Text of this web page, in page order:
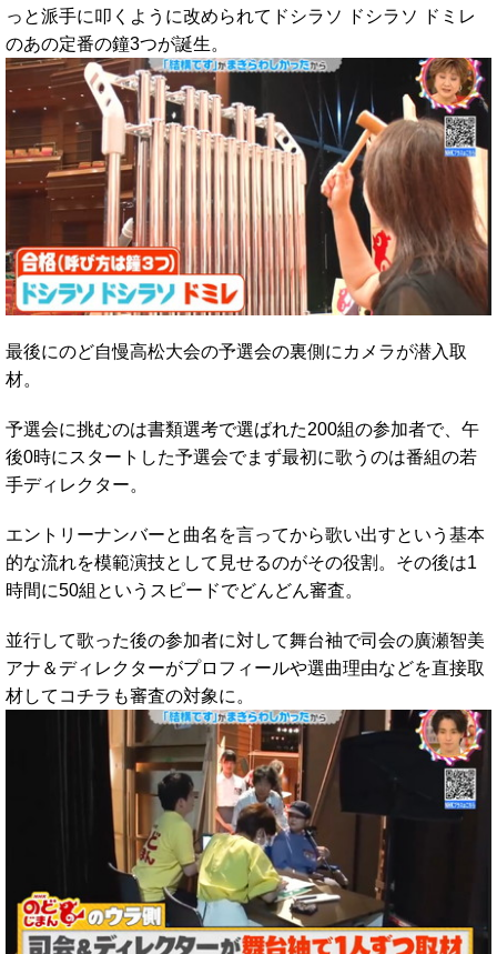
っと派手に叩くように改められてドシラソ ドシラソ ドミレ
のあの定番の鐘3つが誕生。
最後にのど自慢高松大会の予選会の裏側にカメラが潜入取
材。
予選会に挑むのは書類選考で選ばれた200組の参加者で、午
後0時にスタートした予選会でまず最初に歌うのは番組の若
手ディレクター。
エントリーナンバーと曲名を言ってから歌い出すという基本
的な流れを模範演技として見せるのがその役割。その後は1
時間に50組というスピードでどんどん審査。
並行して歌った後の参加者に対して舞台袖で司会の廣瀬智美
アナ＆ディレクターがプロフィールや選曲理由などを直接取
材してコチラも審査の対象に。